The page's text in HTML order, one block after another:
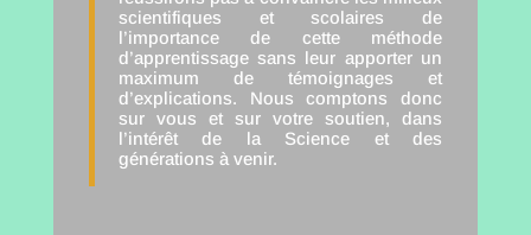
scientifiques et scolaires de
l’importance de cette méthode
d’apprentissage sans leur apporter un
maximum de témoignages et
d’explications. Nous comptons donc
sur vous et sur votre soutien, dans
l’intérêt de la Science et des
générations à venir.